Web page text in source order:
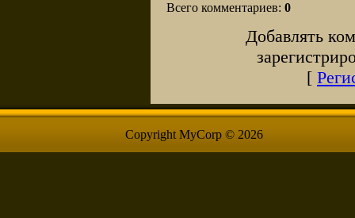
Всего комментариев: 0
Добавлять
[
Copyright MyCorp © 2026